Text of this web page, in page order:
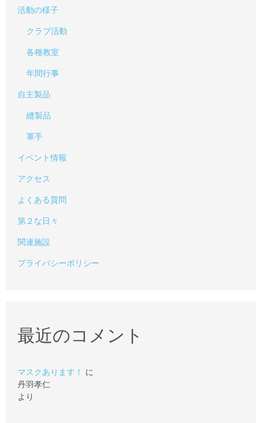
活動の様子
クラブ活動
各種教室
年間行事
自主製品
縫製品
軍手
イベント情報
アクセス
よくある質問
第２な日々
関連施設
プライバシーポリシー
最近のコメント
マスクあります！
に
丹羽孝仁
より